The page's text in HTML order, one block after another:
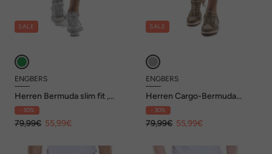
SALE
ENGBERS
Herren Bermuda slim fit ,
Hellgruen
- 30%
79,99€ 55,99€
SALE
ENGBERS
Herren Cargo-Bermuda
regular , Khaki
- 30%
79,99€ 55,99€